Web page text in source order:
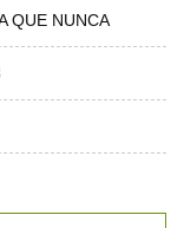
QUE NUNCA